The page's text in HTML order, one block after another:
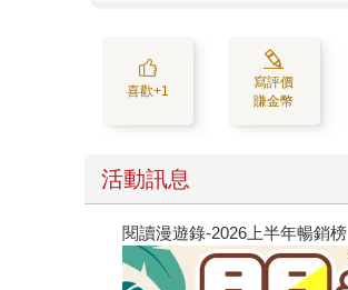
喜歡+1
寫評價
賺金幣
活動訊息
閱讀漫遊錄-2026上半年暢銷榜